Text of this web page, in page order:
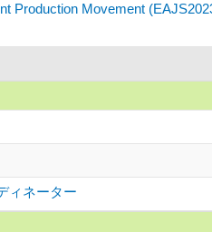
Production Movement
ィネーター